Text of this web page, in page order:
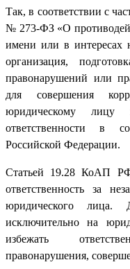
Так, в соответствии с
№ 273-ФЗ «О
имени или в интересах
организация,
правонарушений или
для совершения
юридическому
ответственности в
Российской Федерации.
Статьей 19.28 КоАП РФ
ответственность за
юридического лица.
исключительно на
избежать
правонарушения,